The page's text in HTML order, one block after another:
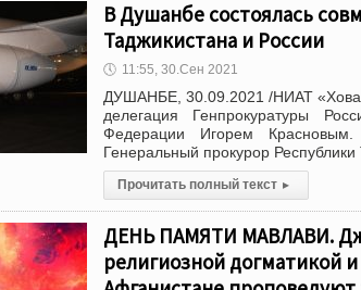
В Душанбе состоялась
Таджикистана и России
🕔 11:55, 30.Сен 2021
ДУШАНБЕ, 30.09.2021 /НИАТ
делегация Генпрокуратуры
Федерации Игорем
Генеральный прокурор
Прочитать полный текст ▸
ДЕНЬ ПАМЯТИ МАВЛАВИ. Дж.
религиозной догматикой